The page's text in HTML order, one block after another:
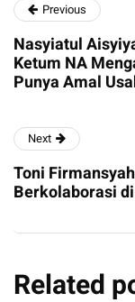
Previous
Nasyiatul
Ketum NA
Punya Amal
Next
Toni
Berkolaborasi
Related